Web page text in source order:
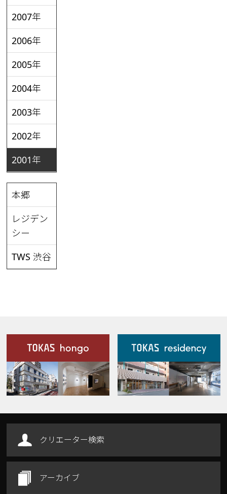
2007年
2006年
2005年
2004年
2003年
2002年
2001年
本郷
レジデン
シー
TWS 渋谷
施設案内
Our Facilities
クリエーター検索
アーカイブ